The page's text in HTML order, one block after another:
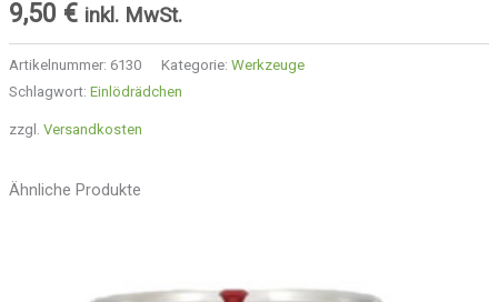
9,50 € inkl. MwSt.
Artikelnummer: 6130 Kategorie: Werkzeuge
Schlagwort: Einlödrädchen
zzgl. Versandkosten
Ähnliche Produkte